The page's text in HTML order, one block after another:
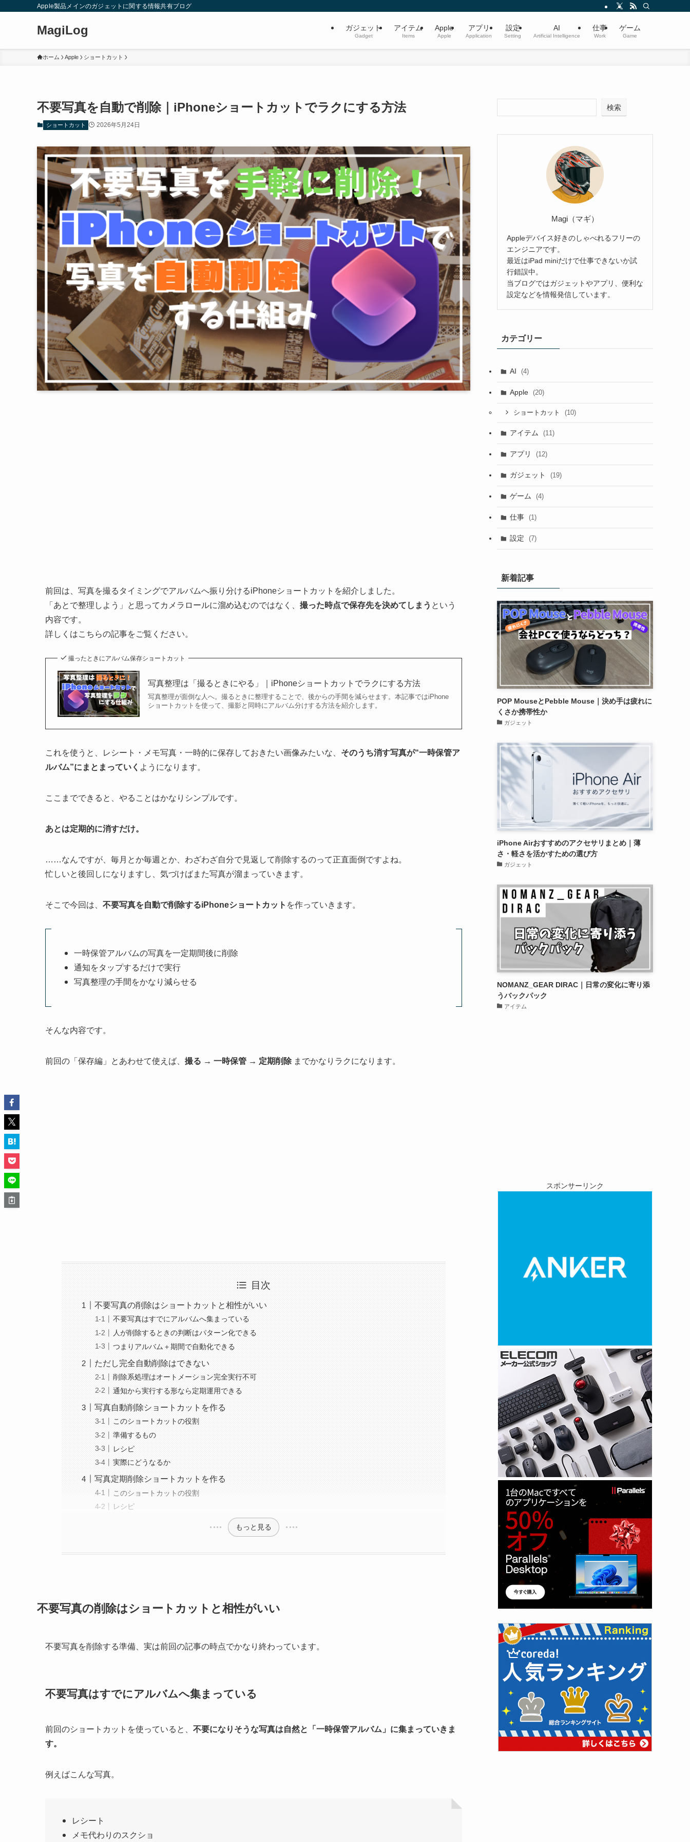
Apple製品メインのガジェットに関する情報共有ブログ
MagiLog ガジェット
Gadget
アイテム
Items
Apple
Apple
アプリ
Application
設定
Setting
AI
Artificial Intelligence
仕事
Work
ゲーム
Game
ホーム Apple ショートカット
不要写真を自動で削除｜iPhoneショートカットでラクにする方法
ショートカット 2026年5月24日
前回は、写真を撮るタイミングでアルバムへ振り分けるiPhoneショートカットを紹介しました。
「あとで整理しよう」と思ってカメラロールに溜め込むのではなく、 撮った時点で保存先を決めてしまう という
内容です。
詳しくはこちらの記事をご覧ください。
撮ったときにアルバム保存ショートカット
写真整理は「撮るときにやる」｜iPhoneショートカットでラクにする方法
写真整理が面倒な人へ。撮るときに整理することで、後からの手間を減らせます。本記事ではiPhone
ショートカットを使って、撮影と同時にアルバム分けする方法を紹介します。
これを使うと、レシート・メモ写真・一時的に保存しておきたい画像みたいな、 そのうち消す写真が“一時保管ア
ルバム”にまとまっていく ようになります。
ここまでできると、やることはかなりシンプルです。
あとは定期的に消すだけ。
……なんですが、毎月とか毎週とか、わざわざ自分で見返して削除するのって正直面倒ですよね。
忙しいと後回しになりますし、気づけばまた写真が溜まっていきます。
そこで今回は、 不要写真を自動で削除するiPhoneショートカット を作っていきます。
一時保管アルバムの写真を一定期間後に削除
通知をタップするだけで実行
写真整理の手間をかなり減らせる
そんな内容です。
前回の「保存編」とあわせて使えば、 撮る → 一時保管 → 定期削除までかなりラクになります。
目次
不要写真の削除はショートカットと相性がいい
不要写真はすでにアルバムへ集まっている
人が削除するときの判断はパターン化できる
つまりアルバム＋期間で自動化できる
ただし完全自動削除はできない
削除系処理はオートメーション完全実行不可
通知から実行する形なら定期運用できる
写真自動削除ショートカットを作る
このショートカットの役割
準備するもの
レシピ
実際にどうなるか
写真定期削除ショートカットを作る
このショートカットの役割
レシピ
もっと見る
不要写真の削除はショートカットと相性がいい
不要写真を削除する準備、実は前回の記事の時点でかなり終わっています。
不要写真はすでにアルバムへ集まっている
前回のショートカットを使っていると、 不要になりそうな写真は自然と「一時保管アルバム」に集まっていきま
す。
例えばこんな写真。
レシート
メモ代わりのスクショ
検索
Magi（マギ）
Appleデバイス好きのしゃべれるフリーの
エンジニアです。
最近はiPad miniだけで仕事できないか試
行錯誤中。
当ブログではガジェットやアプリ、便利な
設定などを情報発信しています。
カテゴリー
AI (4)
Apple (20)
ショートカット (10)
アイテム (11)
アプリ (12)
ガジェット (19)
ゲーム (4)
仕事 (1)
設定 (7)
新着記事
POP MouseとPebble Mouse｜決め手は疲れに
くさか携帯性か
ガジェット
iPhone Airおすすめのアクセサリまとめ｜薄
さ・軽さを活かすための選び方
ガジェット
NOMANZ_GEAR DIRAC｜日常の変化に寄り添
うバックパック
アイテム
スポンサーリンク